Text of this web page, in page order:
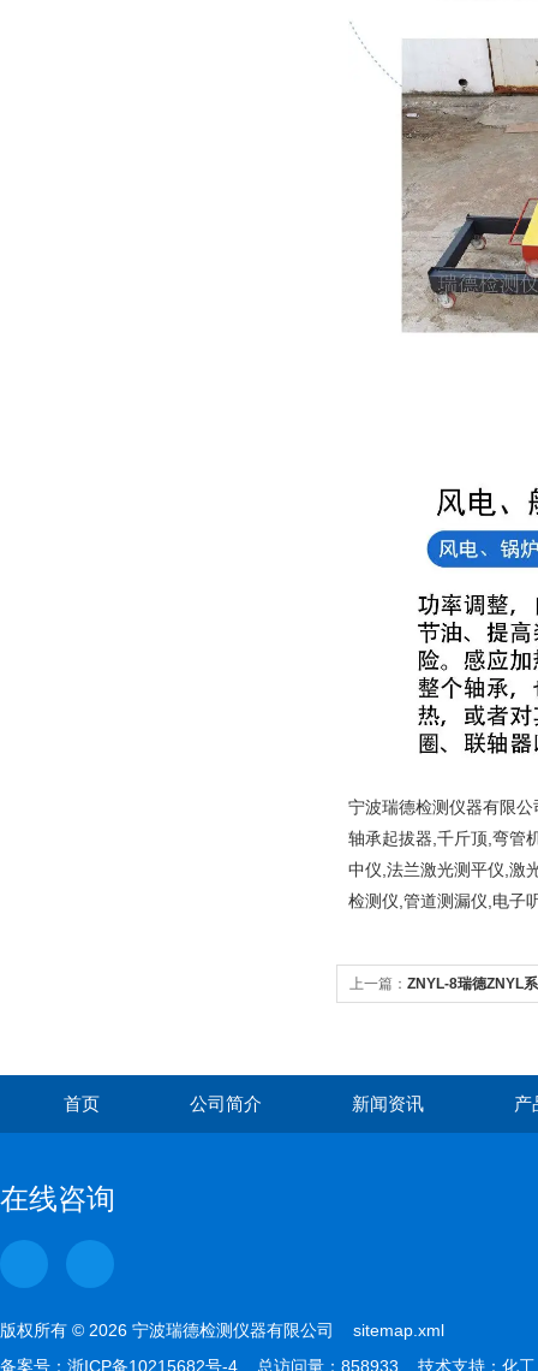
宁波瑞德检测仪器有限
轴承起拔器,千斤顶,弯管
中仪,法兰激光测平仪,激
检测仪,管道测漏仪,电子
上一篇： ZNYL-8瑞德ZNYL
首页 公司简介 新闻资讯 产
在线咨询
版权所有 © 2026 宁波瑞德检测仪器有限公司 sitemap.xml
备案号： 浙ICP备10215682号-4 总访问量：858933 技术支持： 化工